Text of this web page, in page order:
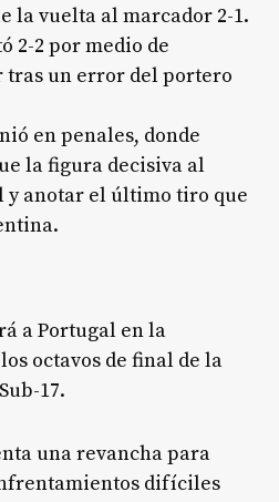
la vuelta al marcador 2-1.
2-2 por medio de
tras un error del portero
en penales, donde
la figura decisiva al
y anotar el último tiro que
a Portugal en la
octavos de final de la
17.
una revancha para
difíciles